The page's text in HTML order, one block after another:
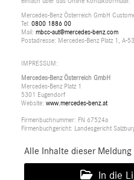
Mercedes-Benz Österreich GmbH
Tel: 0800 1886 00
Mail: mbcc-aut@mercedes-benz.com
Postadresse: Mercedes-Benz Platz 1, A-
IMPRESSUM:
Mercedes-Benz Österreich GmbH
Mercedes-Benz Platz 1
5301 Eugendorf
Website: www.mercedes-benz.at
Firmenbuchnummer: FN 67524a
Firmenbuchgericht: Landesgericht
Alle Inhalte dieser Meldung
In die